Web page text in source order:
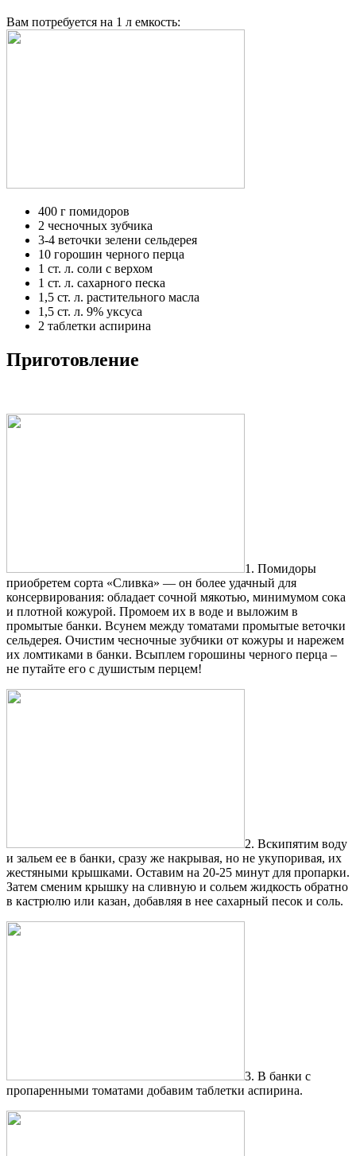
Вам потребуется на 1 л емкость:
400 г помидоров
2 чесночных зубчика
3-4 веточки зелени сельдерея
10 горошин черного перца
1 ст. л. соли с верхом
1 ст. л. сахарного песка
1,5 ст. л. растительного масла
1,5 ст. л. 9% уксуса
2 таблетки аспирина
Приготовление
1. Помидоры
приобретем сорта «Сливка» — он более удачный для
консервирования: обладает сочной мякотью, минимумом сока
и плотной кожурой. Промоем их в воде и выложим в
промытые банки. Всунем между томатами промытые веточки
сельдерея. Очистим чесночные зубчики от кожуры и нарежем
их ломтиками в банки. Всыплем горошины черного перца –
не путайте его с душистым перцем!
2. Вскипятим воду
и зальем ее в банки, сразу же накрывая, но не укупоривая, их
жестяными крышками. Оставим на 20-25 минут для пропарки.
Затем сменим крышку на сливную и сольем жидкость обратно
в кастрюлю или казан, добавляя в нее сахарный песок и соль.
3. В банки с
пропаренными томатами добавим таблетки аспирина.